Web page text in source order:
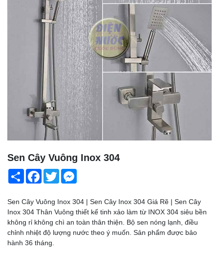
Sen Cây Vuông Inox 304
Share Facebook
Twitter
Sen Cây Vuông Inox 304 | Sen Cây Inox 304 Giá Rẽ | Sen Cây
Inox 304 Thân Vuông thiết kế tinh xảo làm từ INOX 304 siêu bền
không rỉ không chì an toàn thân thiện. Bộ sen nóng lạnh, điều
chỉnh nhiệt độ lượng nước theo ý muốn. Sản phẩm được bảo
hành 36 tháng.